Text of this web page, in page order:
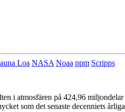
Loa NASA Noaa ppm Scripps
i atmosfären på 424,96
som det senaste decenniets